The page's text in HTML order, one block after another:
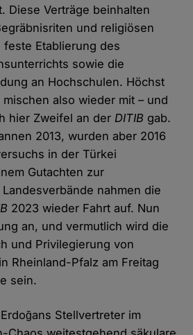
Diese Verträge beinhalten
und religiösen
feste Etablierung des
sowie die
an Hochschulen. Höchst
also wieder mit – und
hier Zweifel an derDITIB gab.
2013, wurden aber 2016
in der Türkei
Gutachten zur
nahmen die
2023 wieder Fahrt auf. Nun
an, und vermutlich wird die
und Privilegierung von
Rheinland-Pfalz am Freitag
sein.
Stellvertreter im